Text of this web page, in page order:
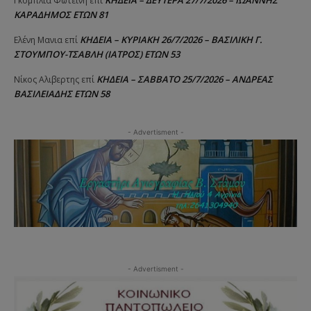
ΚΑΡΑΔΗΜΟΣ ΕΤΩΝ 81
Ελένη Μανια επί ΚΗΔΕΙΑ – ΚΥΡΙΑΚΗ 26/7/2026 – ΒΑΣΙΛΙΚΗ Γ.
ΣΤΟΥΜΠΟΥ-ΤΣΑΒΛΗ (ΙΑΤΡΟΣ) ΕΤΩΝ 53
Νίκος Αλιβερτης επί ΚΗΔΕΙΑ – ΣΑΒΒΑΤΟ 25/7/2026 – ΑΝΔΡΕΑΣ
ΒΑΣΙΛΕΙΑΔΗΣ ΕΤΩΝ 58
- Advertisment -
- Advertisment -